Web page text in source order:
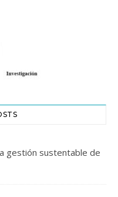
gestión sustentable de